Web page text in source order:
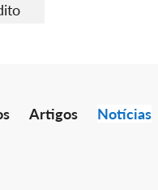
Artigos
Notícias